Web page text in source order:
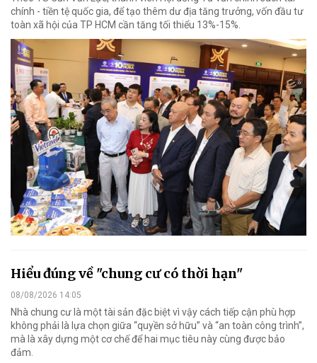
chính - tiền tệ quốc gia, để tạo thêm dư địa tăng trưởng, vốn đầu tư
toàn xã hội của TP HCM cần tăng tối thiểu 13%-15%.
Hiểu đúng về "chung cư có thời hạn"
08/08/2026 14:05
Nhà chung cư là một tài sản đặc biệt vì vậy cách tiếp cận phù hợp
không phải là lựa chọn giữa “quyền sở hữu” và “an toàn công trình”,
mà là xây dựng một cơ chế để hai mục tiêu này cùng được bảo
đảm.